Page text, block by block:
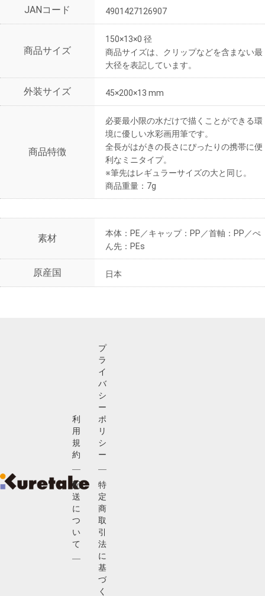
JANコード 4901427126907
商品サイズ
150×13×0 径
商品サイズは、クリップなどを含まない最
大径を表記しています。
外装サイズ 45×200×13 mm
商品特徴
必要最小限の水だけで描くことができる環
境に優しい水彩画用筆です。
全長がはがきの長さにぴったりの携帯に便
利なミニタイプ。
※筆先はレギュラーサイズの大と同じ。
商品重量：7g
素材
本体：PE／キャップ：PP／首軸：PP／ぺ
ん先：PEs
原産国 日本
利
用
規
約
配
送
に
つ
い
て
プ
ラ
イ
バ
シ
ー
ポ
リ
シ
ー
特
定
商
取
引
法
に
基
づ
く